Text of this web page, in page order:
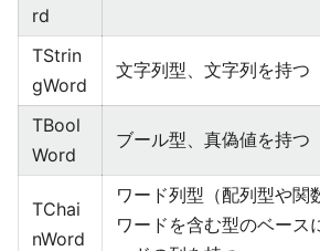
rd
TStrin
gWord
文字列型、文字列を持つ
TBool
Word
ブール型、真偽値を持つ
TChai
nWord
ワード列型（配列型や関
ワードを含む型のベース